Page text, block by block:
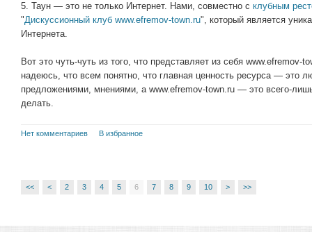
5. Таун — это не только Интернет. Нами, совместно с клубным
"Дискуссионный клуб www.efremov-town.ru", который является
Интернета.
Вот это чуть-чуть из того, что представляет из себя www.efremov-
надеюсь, что всем понятно, что главная ценность ресурса — это
предложениями, мнениями, а www.efremov-town.ru — это всего-
делать.
Нет комментариев В избранное
<< < 2 3 4 5 6 7 8 9 10 > >>